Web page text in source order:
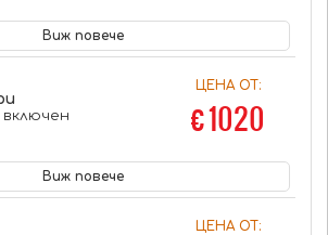
Виж повече
включен
ЦЕНА ОТ:
€ 1020
Виж повече
ЦЕНА ОТ: